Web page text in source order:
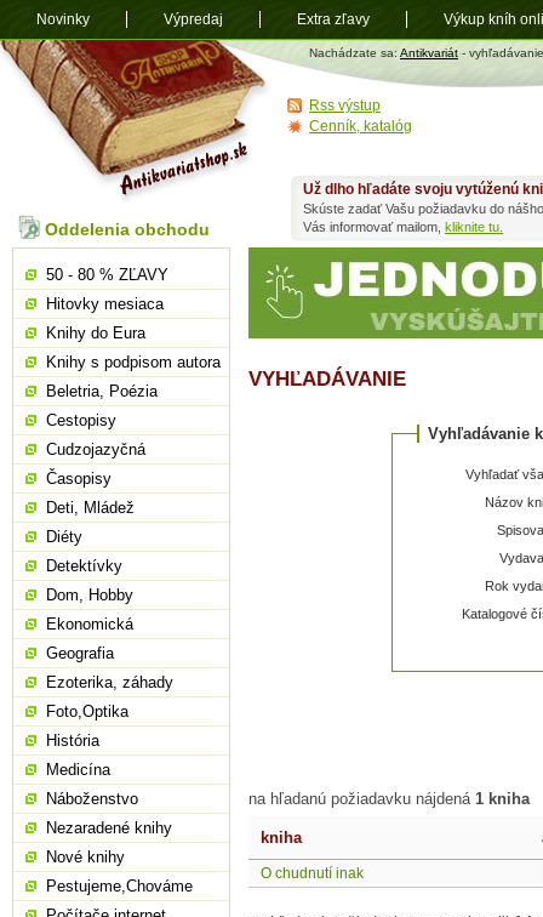
Antikvariát
shop.sk
Nachádzate sa: Antikvariát - vyhľadávanie
VYHĽADÁVANIE
Vyhľadávanie
Vyhľadať
Názov
Rok
Katalogové
na hľadanú požiadavku nájdená 1 kniha
kniha
O chudnutí inak
Už dlho hľadáte svoju vytúženú
Skúste zadať Vašu požiadavku do
Vás informovať mailom, kliknite tu.
Oddelenia obchodu
50 - 80 % ZĽAVY
Hitovky mesiaca
Knihy do Eura
Knihy s podpisom autora
Beletria, Poézia
Cestopisy
Cudzojazyčná
Časopisy
Deti, Mládež
Diéty
Detektívky
Dom, Hobby
Ekonomická
Geografia
Ezoterika, záhady
Foto,Optika
História
Medicína
Náboženstvo
Nezaradené knihy
Nové knihy
Pestujeme,Chováme
Rss výstup
Cenník, katalóg
Novinky Výpredaj Extra zľavy Výkup kníh